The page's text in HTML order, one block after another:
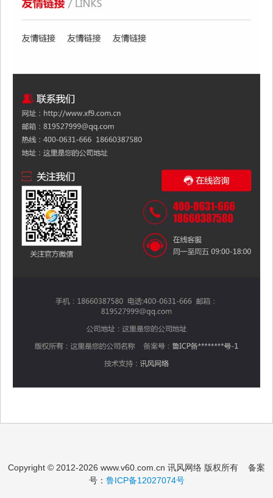
Copyright © 2012-2026 www.v60.com.cn 讯风网络 版权所有 备案
号： 鲁ICP备12027074号